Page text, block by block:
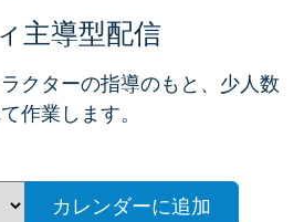
主導型配信
クターの指導のもと、少人数
作業します。
カレンダーに追加